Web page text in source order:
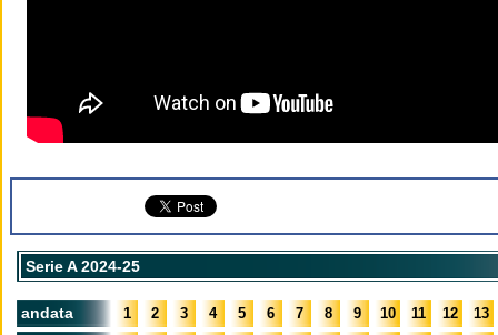
Serie A 2024-25
andata 1 2 3 4 5 6 7 8 9 10 11 12 13